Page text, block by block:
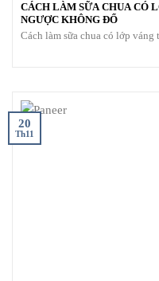
CÁCH LÀM SỮA CHUA CÓ
NGƯỢC KHÔNG ĐỔ
Cách làm sữa chua có lớp
20
Th11